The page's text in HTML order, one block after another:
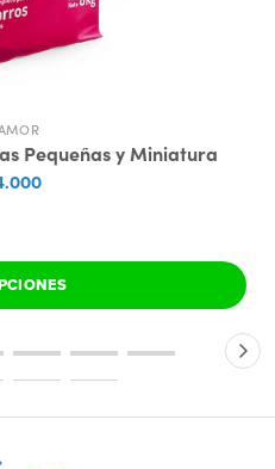
Pequeñas y Miniatura